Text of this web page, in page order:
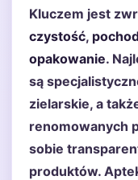
Kluczem jest
czystość,
opakowanie.
są
zielarskie, a
renomowanych
sobie
produktów.